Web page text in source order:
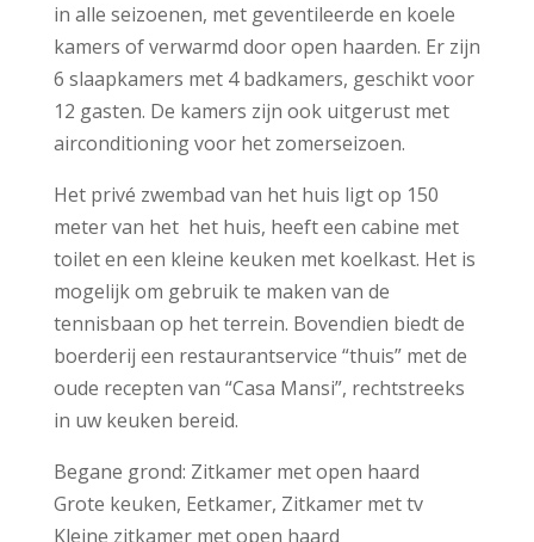
in alle seizoenen, met geventileerde en koele
kamers of verwarmd door open haarden. Er zijn
6 slaapkamers met 4 badkamers, geschikt voor
12 gasten. De kamers zijn ook uitgerust met
airconditioning voor het zomerseizoen.
Het privé zwembad van het huis ligt op 150
meter van het het huis, heeft een cabine met
toilet en een kleine keuken met koelkast. Het is
mogelijk om gebruik te maken van de
tennisbaan op het terrein. Bovendien biedt de
boerderij een restaurantservice “thuis” met de
oude recepten van “Casa Mansi”, rechtstreeks
in uw keuken bereid.
Begane grond: Zitkamer met open haard
Grote keuken, Eetkamer, Zitkamer met tv
Kleine zitkamer met open haard